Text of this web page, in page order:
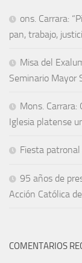
ons. Carrara:
pan, trabajo,
Misa del
Seminario Mayor
Mons.
Iglesia platense
Fiesta
95 años de
Acción Católica
COMENTARIOS